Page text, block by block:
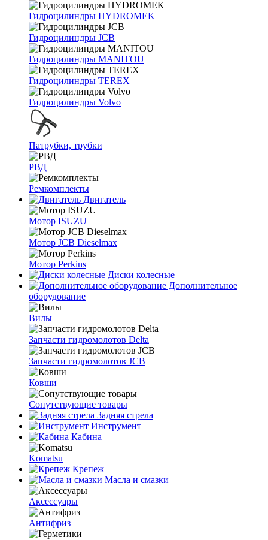
Гидроцилиндры HYDROMEK
Гидроцилиндры JCB
Гидроцилиндры MANITOU
Гидроцилиндры TEREX
Гидроцилиндры Volvo
Патрубки, трубки
РВД
Ремкомплекты
Двигатель
Мотор ISUZU
Мотор JCB Dieselmax
Мотор Perkins
Диски колесные
Дополнительное
оборудование
Вилы
Запчасти гидромолотов Delta
Запчасти гидромолотов JCB
Ковши
Сопутствующие товары
Задняя стрела
Инструмент
Кабина
Komatsu
Крепеж
Масла и смазки
Аксессуары
Антифриз